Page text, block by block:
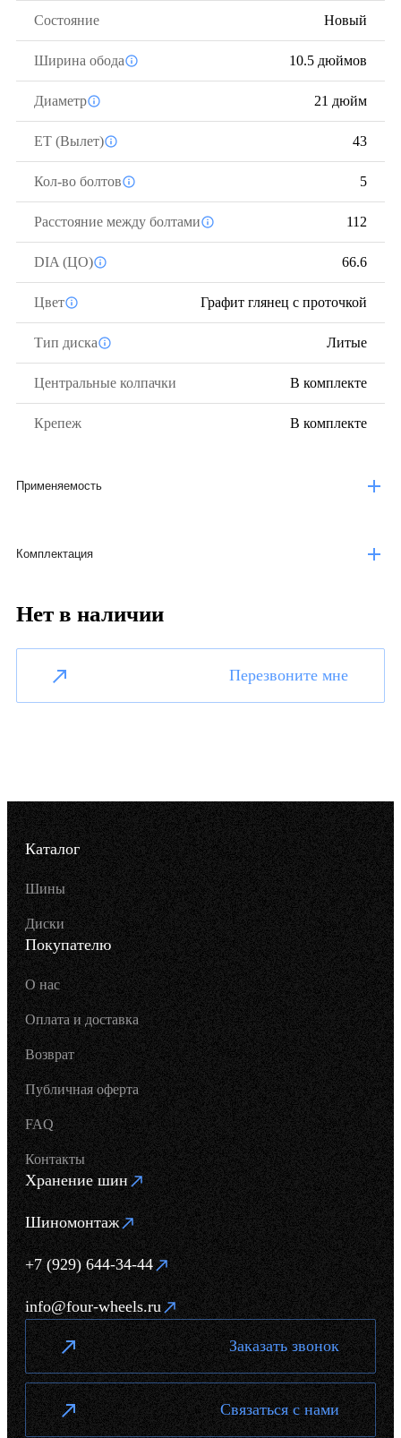
Состояние Новый
Ширина обода 10.5 дюймов
Диаметр 21 дюйм
ЕТ (Вылет) 43
Кол-во болтов 5
Расстояние между болтами 112
DIA (ЦО) 66.6
Цвет Графит глянец с проточкой
Тип диска Литые
Центральные колпачки В комплекте
Крепеж В комплекте
Применяемость
Комплектация
Нет в наличии
Перезвоните мне
Каталог
Шины
Диски
Покупателю
О нас
Оплата и доставка
Возврат
Публичная оферта
FAQ
Контакты
Хранение шин
Шиномонтаж
+7 (929) 644-34-44
info@four-wheels.ru
Заказать звонок
Связаться с нами